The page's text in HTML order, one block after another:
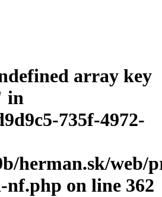
array key
in
735f-4972-
herman.sk/web/
nf.php on line 362